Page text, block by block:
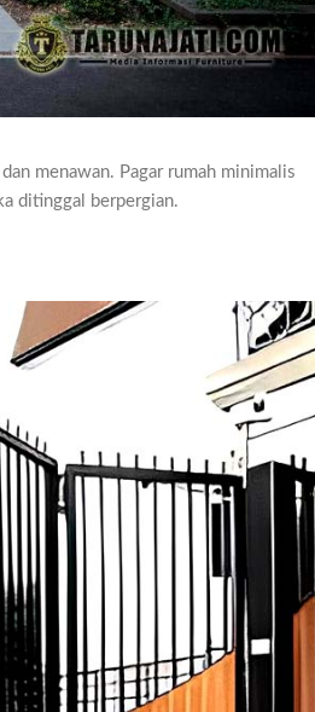
menawan. Pagar rumah minimalis
ditinggal berpergian.